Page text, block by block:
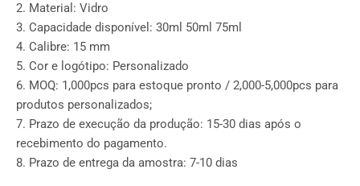
2. Material: Vidro
3. Capacidade disponível: 30ml 50ml 75ml
4. Calibre: 15 mm
5. Cor e logótipo: Personalizado
6. MOQ: 1,000pcs para estoque pronto / 2,000-5,000pcs para
produtos personalizados;
7. Prazo de execução da produção: 15-30 dias após o
recebimento do pagamento.
8. Prazo de entrega da amostra: 7-10 dias